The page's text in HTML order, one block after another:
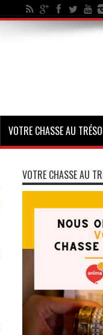
VOTRE CHASSE AU
VOTRE CHASSE AU